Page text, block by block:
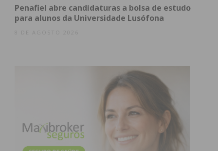
Penafiel abre candidaturas a bolsa de estudo
para alunos da Universidade Lusófona
8 DE AGOSTO 2026